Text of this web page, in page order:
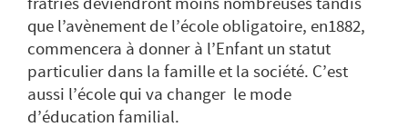
que l’avènement de l’école obligatoire, en1882,
commencera à donner à l’Enfant un statut
particulier dans la famille et la société. C’est
aussi l’école qui va changer le mode
d’éducation familial.